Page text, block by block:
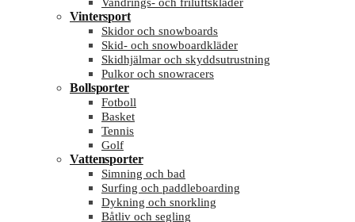
Vintersport
Skidor och snowboards
Skid- och snowboardkläder
Skidhjälmar och skyddsutrustning
Pulkor och snowracers
Bollsporter
Fotboll
Basket
Tennis
Golf
Vattensporter
Simning och bad
Surfing och paddleboarding
Dykning och snorkling
Båtliv och segling